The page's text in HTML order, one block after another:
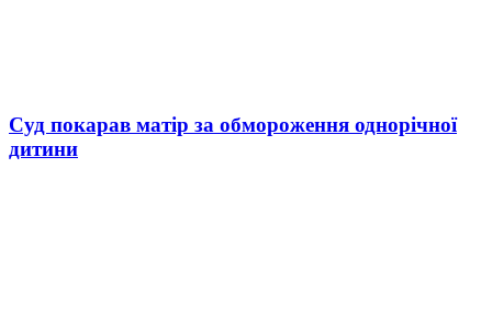
Суд покарав матір за обмороження однорічної
дитини